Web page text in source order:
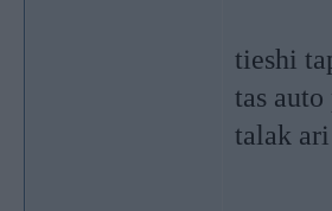
tieshi
tas auto
talak